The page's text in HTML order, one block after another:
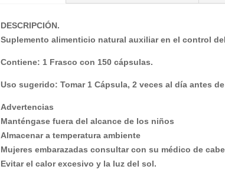
DESCRIPCIÓN.
Suplemento alimenticio natural auxiliar en el control
Contiene: 1 Frasco con 150 cápsulas.
Uso sugerido: Tomar 1 Cápsula, 2 veces al día antes
Advertencias
Manténgase fuera del alcance de los niños
Almacenar a temperatura ambiente
Mujeres embarazadas consultar con su médico de
Evitar el calor excesivo y la luz del sol.